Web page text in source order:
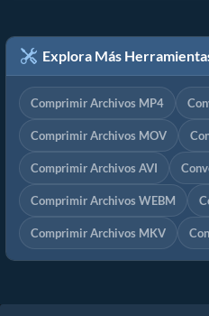
Explora Más
Comprimir Archivos MP4
Comprimir Archivos MOV
Comprimir Archivos AVI
Comprimir Archivos WEBM
Comprimir Archivos MKV